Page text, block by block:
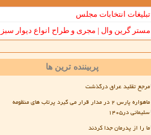
تبلیغات انتخابات مجلس
مستر گرین وال | مجری و طراح انواع دیوار سبز
پربیننده ترین ها
مرجع تقلید عراق درگذشت
ماهواره پارس ۲ در مدار قرار می گیرد پرتاب های منظومه
سلیمانی در۱۴۰۵
ما را از پدرمان جدا کردند